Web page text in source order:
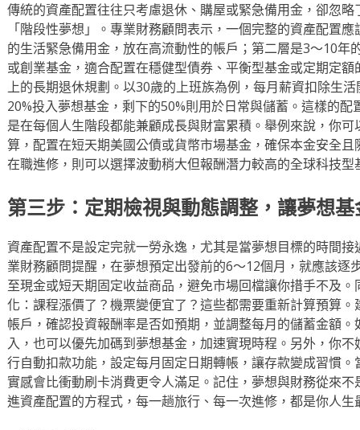
傳統的資產配置往往只考慮退休、購屋或緊急備用金，卻忽
「階段性夢想」。專業財務顧問表示，一個完整的資產配置
的生活緊急備用金，放在高流動性的帳戶；第二層是3～10年
或創業基金，適合配置在穩健型債券、平衡型基金或定期定
上的長期退休規劃。以30歲的上班族為例，每月薪資扣除生
20%投入夢想基金，剩下的50%則用於日常與儲蓄。這樣的
是在每個人生階段都能兼顧成長與財富累積。舉例來說，你
算，配置在短天期美國公債或貨幣市場基金，確保本金安全
在職進修，則可以選擇波動稍大但報酬潛力較高的全球科技
第三步：定期檢視與動態調整，讓夢想
資產配置不是設定完就一勞永逸，尤其是當夢想目標的時間
業財務顧問提醒，在夢想預定出發前的6～12個月，就應該逐
至現金或短天期固定收益商品，避免市場回檔讓你措手不及
化：課程漲價了？機票變便宜了？這些都需要重新計算預算
帳戶，確認投資報酬率是否如預期，並調整每月的儲蓄金額
入，也可以優先加碼到夢想基金，加速實現時程。另外，你
行自動扣款功能，設定每月固定日期轉帳，讓存款變成習慣
實感會比衝動刷卡消費更令人滿足。記住，夢想與財務從來
進資產配置的方程式，每一趟旅行、每一次進修，都是你人生